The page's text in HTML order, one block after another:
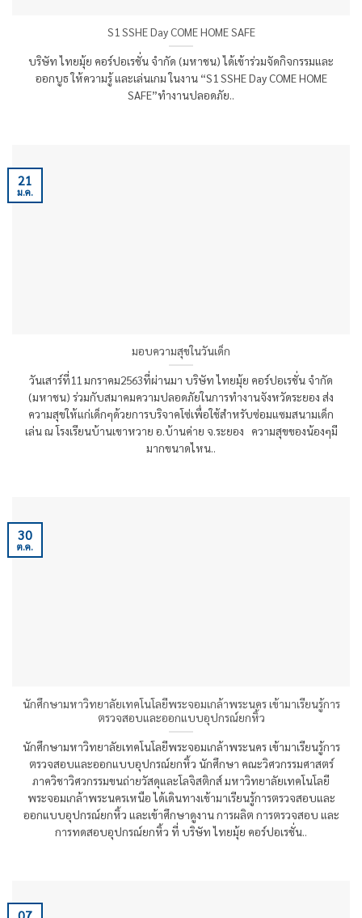
S1 SSHE Day COME HOME SAFE
บริษัท ไทยมุ้ย คอร์ปอเรชั่น จำกัด (มหาชน) ได้เข้าร่วมจัดกิจกรรมและ
ออกบูธ ให้ความรู้ และเล่นเกม ในงาน “S1 SSHE Day COME HOME
SAFE”ทำงานปลอดภัย..
มอบความสุขในวันเด็ก
วันเสาร์ที่11 มกราคม2563ที่ผ่านมา บริษัท ไทยมุ้ย คอร์ปอเรชั่น จำกัด
(มหาชน) ร่วมกับสมาคมความปลอดภัยในการทำงานจังหวัดระยอง ส่ง
ความสุขให้แก่เด็กๆด้วยการบริจาคโซ่เพื่อใช้สำหรับซ่อมแซมสนามเด็ก
เล่น ณ โรงเรียนบ้านเขาหวาย อ.บ้านค่าย จ.ระยอง ความสุขของน้องๆมี
มากขนาดไหน..
21
ม.ค.
นักศึกษามหาวิทยาลัยเทคโนโลยีพระจอมเกล้าพระนคร เข้ามาเรียนรู้การ
ตรวจสอบและออกแบบอุปกรณ์ยกหิ้ว
นักศึกษามหาวิทยาลัยเทคโนโลยีพระจอมเกล้าพระนคร เข้ามาเรียนรู้การ
ตรวจสอบและออกแบบอุปกรณ์ยกหิ้ว นักศึกษา คณะวิศวกรรมศาสตร์
ภาควิชาวิศวกรรมขนถ่ายวัสดุและโลจิสติกส์ มหาวิทยาลัยเทคโนโลยี
พระจอมเกล้าพระนครเหนือ ได้เดินทางเข้ามาเรียนรู้การตรวจสอบและ
ออกแบบอุปกรณ์ยกหิ้ว และเข้าศึกษาดูงาน การผลิต การตรวจสอบ และ
การทดสอบอุปกรณ์ยกหิ้ว ที่ บริษัท ไทยมุ้ย คอร์ปอเรชั่น..
30
ต.ค.